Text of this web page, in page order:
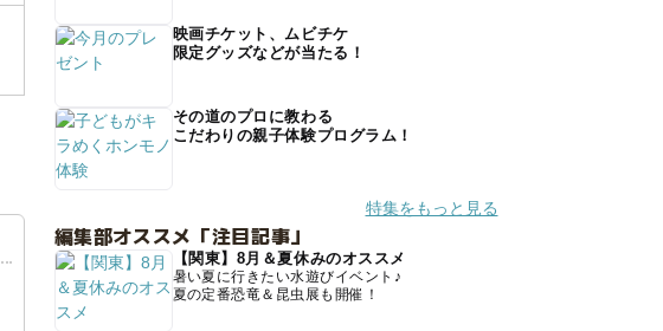
映画チケット、ムビチケ
限定グッズなどが当たる！
その道のプロに教わる
こだわりの親子体験プログラム！
特集をもっと見る
編集部オススメ「注目記事」
【関東】8月＆夏休みのオススメ
暑い夏に行きたい水遊びイベント♪
夏の定番恐竜＆昆虫展も開催！